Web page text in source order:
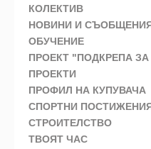
КОЛЕКТИВ
НОВИНИ И
ОБУЧЕНИЕ
ПРОЕКТ "ПОДКРЕПА ЗА
ПРОЕКТИ
ПРОФИЛ НА КУПУВАЧА
СПОРТНИ
СТРОИТЕЛСТВО
ТВОЯТ ЧАС